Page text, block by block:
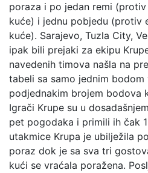
poraza i po jedan remi
kuće) i jednu pobjedu (protiv
kuće). Sarajevo, Tuzla City,
ipak bili prejaki za ekipu
navedenih timova našla na
tabeli sa samo jednim
podjednakim brojem bodova
Igrači Krupe su u
pet pogodaka i primili ih čak
utakmice Krupa je ubilježila
poraz dok je sa sva tri
kući se vraćala poražena.